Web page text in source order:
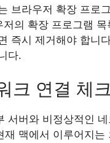
브라우저 확장 프로
의 확장 프로그램
즉시 제거해야 합니
다.
크 연결 체크
서버와 비정상적인
재 맥에서 이루어지